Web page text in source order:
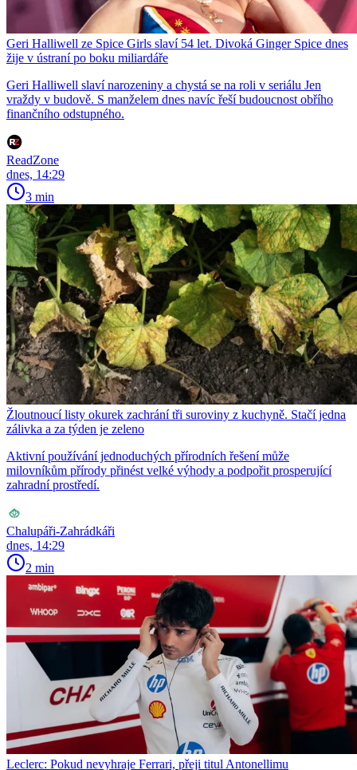
Geri Halliwell ze Spice Girls slaví 54 let. Divoká Ginger Spice dnes
žije v ústraní po boku miliardáře
Geri Halliwell slaví narozeniny a chystá se na roli v seriálu Jen
vraždy v budově. S manželem dnes navíc řeší budoucnost obřího
finančního odstupného.
ReadZone
dnes, 14:29
3 min
Žloutnoucí listy okurek zachrání tři suroviny z kuchyně. Stačí jedna
zálivka a za týden je zeleno
Aktivní používání jednoduchých přírodních řešení může
milovníkům přírody přinést velké výhody a podpořit prosperující
zahradní prostředí.
Chalupáři-Zahrádkáři
dnes, 14:29
2 min
Leclerc: Pokud nevyhraje Ferrari, přeji titul Antonellimu